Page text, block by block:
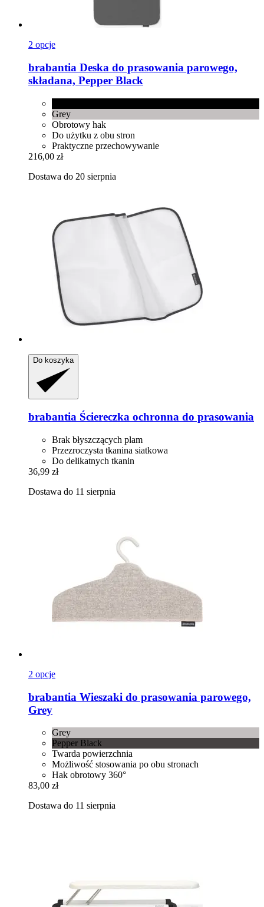
2 opcje
brabantia Deska do prasowania parowego,
składana, Pepper Black
Grey
Obrotowy hak
Do użytku z obu stron
Praktyczne przechowywanie
216,00 zł
Dostawa do 20 sierpnia
Do koszyka
brabantia Ściereczka ochronna do prasowania
Brak błyszczących plam
Przezroczysta tkanina siatkowa
Do delikatnych tkanin
36,99 zł
Dostawa do 11 sierpnia
2 opcje
brabantia Wieszaki do prasowania parowego,
Grey
Grey
Pepper Black
Twarda powierzchnia
Możliwość stosowania po obu stronach
Hak obrotowy 360°
83,00 zł
Dostawa do 11 sierpnia